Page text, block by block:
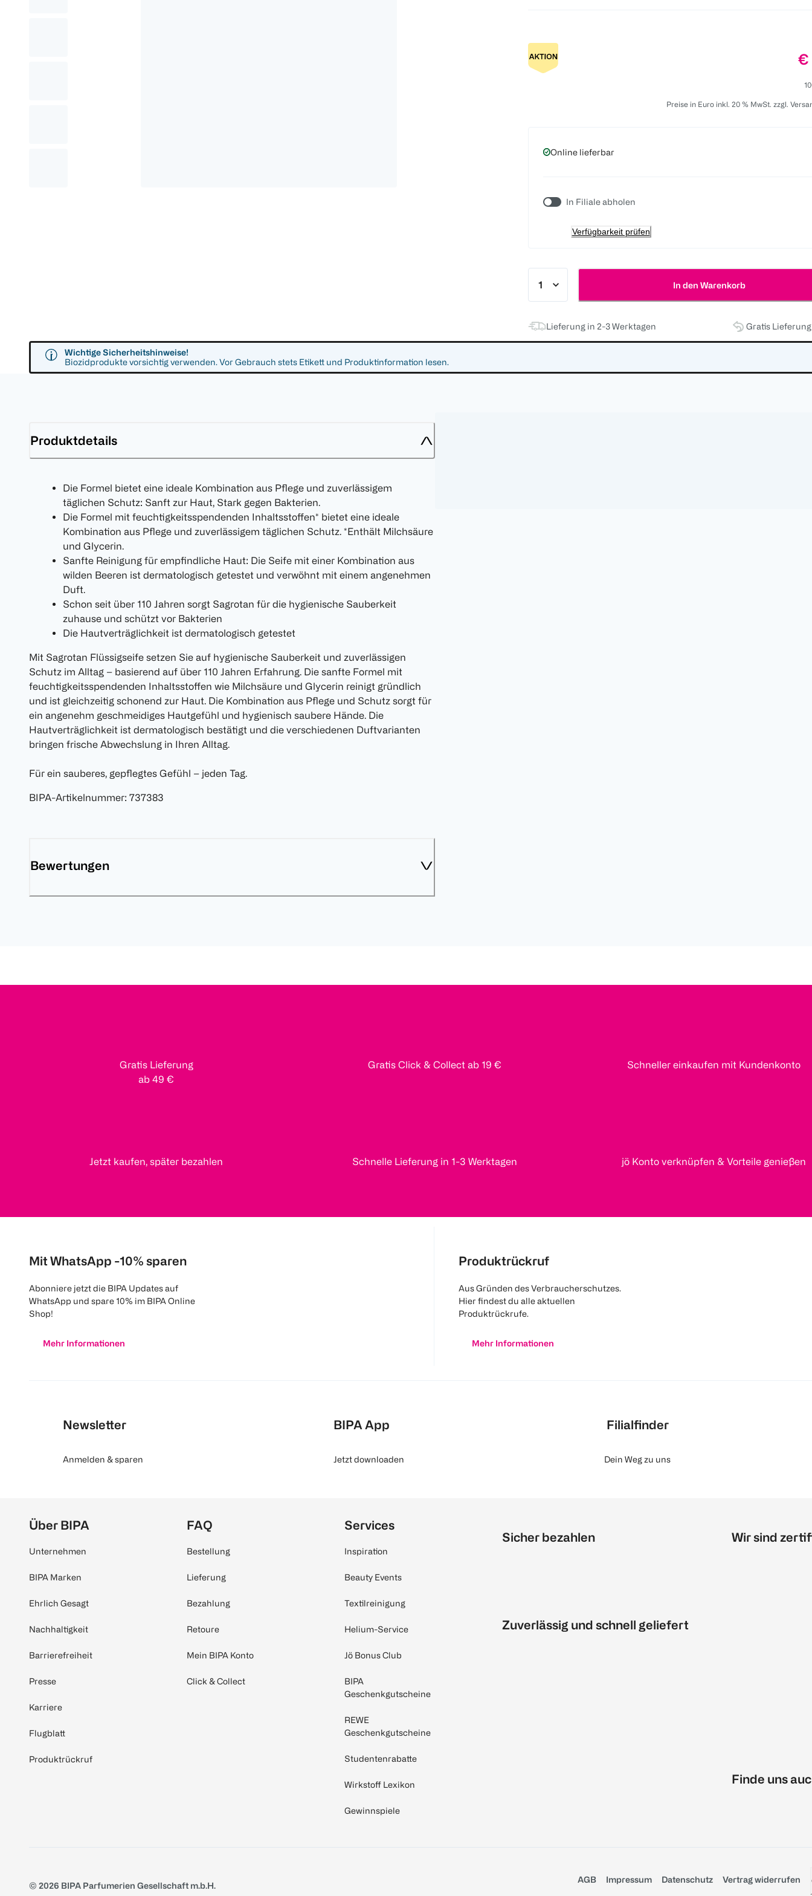
€
Preise in Euro inkl. 20 % MwSt. zzgl.
Online lieferbar
In Filiale abholen
Verfügbarkeit prüfen
In den Warenkorb
Lieferung in 2-3 Werktagen Gratis
Wichtige Sicherheitshinweise!
Biozidprodukte vorsichtig verwenden. Vor Gebrauch stets Etikett und Produktinformation lesen.
Produktdetails
Die Formel bietet eine ideale Kombination aus Pflege und zuverlässigem
täglichen Schutz: Sanft zur Haut, Stark gegen Bakterien.
Die Formel mit feuchtigkeitsspendenden Inhaltsstoffen* bietet eine ideale
Kombination aus Pflege und zuverlässigem täglichen Schutz. *Enthält Milchsäure
und Glycerin.
Sanfte Reinigung für empfindliche Haut: Die Seife mit einer Kombination aus
wilden Beeren ist dermatologisch getestet und verwöhnt mit einem angenehmen
Duft.
Schon seit über 110 Jahren sorgt Sagrotan für die hygienische Sauberkeit
zuhause und schützt vor Bakterien
Die Hautverträglichkeit ist dermatologisch getestet
Mit Sagrotan Flüssigseife setzen Sie auf hygienische Sauberkeit und zuverlässigen
Schutz im Alltag – basierend auf über 110 Jahren Erfahrung. Die sanfte Formel mit
feuchtigkeitsspendenden Inhaltsstoffen wie Milchsäure und Glycerin reinigt gründlich
und ist gleichzeitig schonend zur Haut. Die Kombination aus Pflege und Schutz sorgt für
ein angenehm geschmeidiges Hautgefühl und hygienisch saubere Hände. Die
Hautverträglichkeit ist dermatologisch bestätigt und die verschiedenen Duftvarianten
bringen frische Abwechslung in Ihren Alltag.
Für ein sauberes, gepflegtes Gefühl – jeden Tag.
BIPA-Artikelnummer: 737383
Bewertungen
Gratis Lieferung
ab 49 €
Gratis Click & Collect ab 19 € Schneller einkaufen mit Kundenkonto
Jetzt kaufen, später bezahlen Schnelle Lieferung in 1-3 Werktagen jö Konto verknüpfen & Vorteile genießen
Mit WhatsApp -10% sparen
Abonniere jetzt die BIPA Updates auf
WhatsApp und spare 10% im BIPA Online
Shop!
Mehr Informationen
Produktrückruf
Aus Gründen des Verbraucherschutzes.
Hier findest du alle aktuellen
Produktrückrufe.
Mehr Informationen
Newsletter
Anmelden & sparen
BIPA App
Jetzt downloaden
Filialfinder
Dein Weg zu uns
Über BIPA
Unternehmen
BIPA Marken
Ehrlich Gesagt
Nachhaltigkeit
Barrierefreiheit
Presse
Karriere
Flugblatt
Produktrückruf
FAQ
Bestellung
Lieferung
Bezahlung
Retoure
Mein BIPA Konto
Click & Collect
Services
Inspiration
Beauty Events
Textilreinigung
Helium-Service
Jö Bonus Club
BIPA
Geschenkgutscheine
REWE
Geschenkgutscheine
Studentenrabatte
Wirkstoff Lexikon
Gewinnspiele
Sicher bezahlen
Zuverlässig und schnell geliefert
Wir sind
Finde uns
© 2026 BIPA Parfumerien Gesellschaft m.b.H.
AGB Impressum Datenschutz Vertrag widerrufen